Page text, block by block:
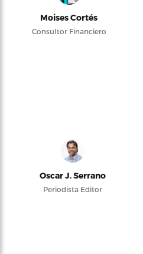
Moises Cortés
Consultor Financiero
Oscar J. Serrano
Periodista Editor